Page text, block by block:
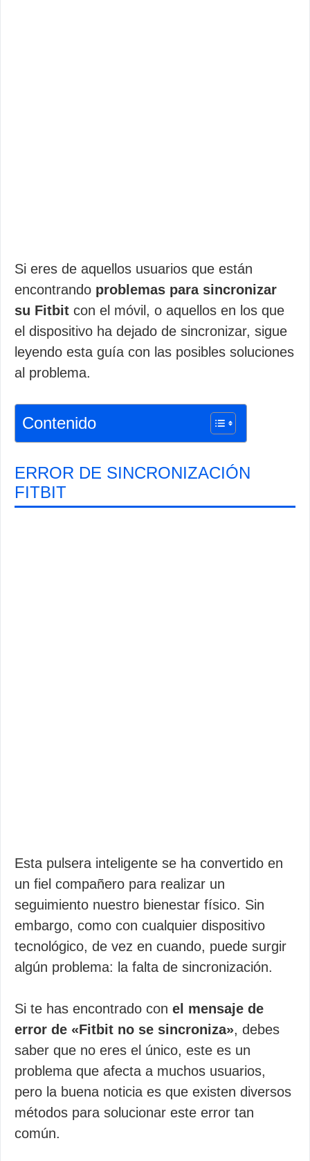
Si eres de aquellos usuarios que están
encontrando problemas para sincronizar
su Fitbit con el móvil, o aquellos en los que
el dispositivo ha dejado de sincronizar, sigue
leyendo esta guía con las posibles soluciones
al problema.
Contenido
ERROR DE SINCRONIZACIÓN
FITBIT
Esta pulsera inteligente se ha convertido en
un fiel compañero para realizar un
seguimiento nuestro bienestar físico. Sin
embargo, como con cualquier dispositivo
tecnológico, de vez en cuando, puede surgir
algún problema: la falta de sincronización.
Si te has encontrado con el mensaje de
error de «Fitbit no se sincroniza», debes
saber que no eres el único, este es un
problema que afecta a muchos usuarios,
pero la buena noticia es que existen diversos
métodos para solucionar este error tan
común.